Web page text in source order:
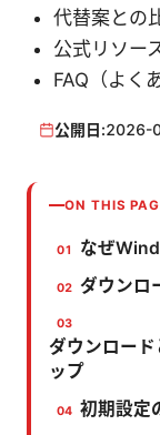
代替案との
公式リソー
FAQ（よく
公開日:2026-
ON THIS
なぜ
ダウンロ
ダウンロー
ップ
初期設定